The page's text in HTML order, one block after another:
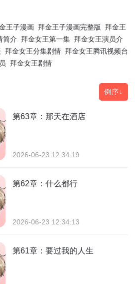
王子漫画 拜金王子漫画完整版
拜金王
简介 拜金女王第一集 拜金女王演员介
拜金女王分集剧情 拜金女王腾讯视频台
拜金女王剧情
倒序↓
第63章：那天在酒店
2026-06-23 12:34:19
第62章：什么都行
2026-06-23 12:34:13
第61章：要过我的人生